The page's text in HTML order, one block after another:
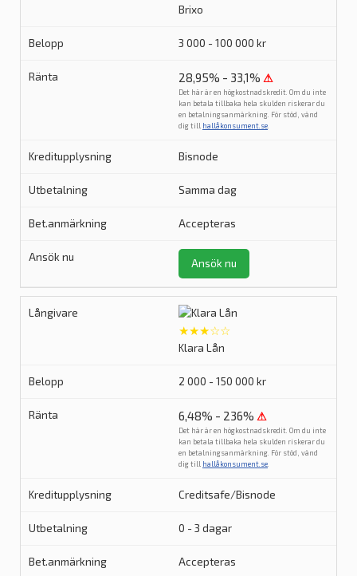
Brixo
3 000 - 100 000 kr
28,95% - 33,1% ⚠
Det här är en högkostnadskredit. Om du inte
kan betala tillbaka hela skulden riskerar du
en betalningsanmärkning. För stöd, vänd
dig till hallåkonsument.se
Bisnode
Samma dag
Accepteras
Ansök nu
★★★☆☆
Klara Lån
2 000 - 150 000 kr
6,48% - 236% ⚠
Det här är en högkostnadskredit. Om du inte
kan betala tillbaka hela skulden riskerar du
en betalningsanmärkning. För stöd, vänd
dig till hallåkonsument.se
Creditsafe/Bisnode
0 - 3 dagar
Accepteras